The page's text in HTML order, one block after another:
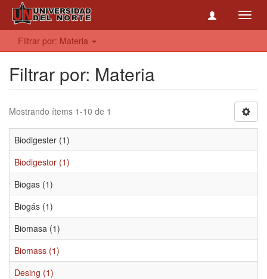
Filtrar por: Materia
Filtrar por: Materia
Mostrando ítems 1-10 de 1
Biodigester (1)
Biodigestor (1)
Biogas (1)
Biogás (1)
Biomasa (1)
Biomass (1)
Desing (1)